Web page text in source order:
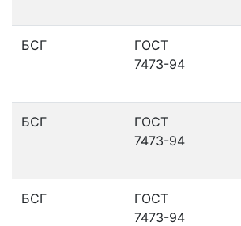
БСГ
ГОСТ
7473-94
БСГ
ГОСТ
7473-94
БСГ
ГОСТ
7473-94